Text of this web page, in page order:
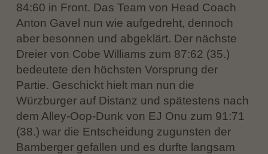
84:60 in Front. Das Team von Head Coach
Anton Gavel nun wie aufgedreht, dennoch
aber besonnen und abgeklärt. Der nächste
Dreier von Cobe Williams zum 87:62 (35.)
bedeutete den höchsten Vorsprung der
Partie. Geschickt hielt man nun die
Würzburger auf Distanz und spätestens nach
dem Alley-Oop-Dunk von EJ Onu zum 91:71
(38.) war die Entscheidung zugunsten der
Bamberger gefallen und es durfte langsam